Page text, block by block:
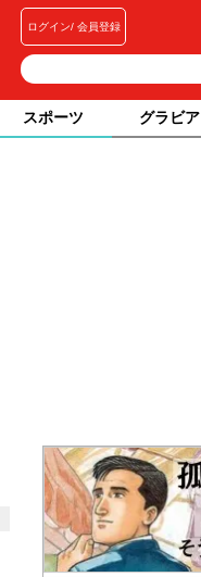
ログイン 会員登録
スポーツ グラビア